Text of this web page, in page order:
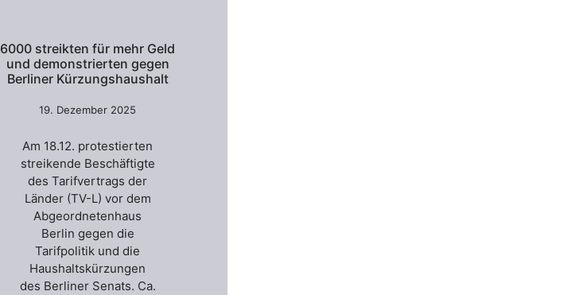
6000 streikten für mehr Geld
und demonstrierten gegen
Berliner Kürzungshaushalt
19. Dezember 2025
Am 18.12. protestierten
streikende Beschäftigte
des Tarifvertrags der
Länder (TV-L) vor dem
Abgeordnetenhaus
Berlin gegen die
Tarifpolitik und die
Haushaltskürzungen
des Berliner Senats. Ca.